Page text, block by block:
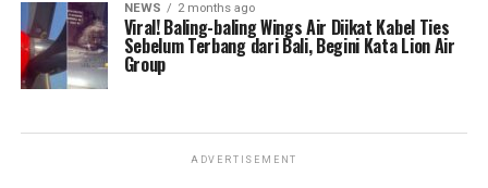
NEWS 2 months ago
Viral! Baling-baling Wings Air Diikat Kabel Ties
Sebelum Terbang dari Bali, Begini Kata Lion Air
Group
ADVERTISEMENT